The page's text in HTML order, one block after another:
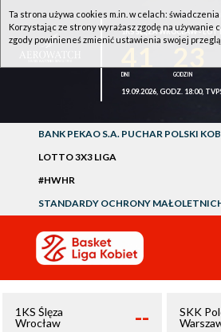
1KS ŚLĘZA WROCŁAW -
19.09.2026, GODZ. 18:00,
BANK PEKAO S.A. PUCHAR POLSKI
LOTTO 3X3 LIGA
#HWHR
STANDARDY OCHRONY
1KS Ślęza
Wrocław
--
SKK
Ta strona używa cookies m.in. w celach:
Korzystając ze strony wyrażasz zgodę na używanie
zgody powinieneś zmienić ustawienia swojej